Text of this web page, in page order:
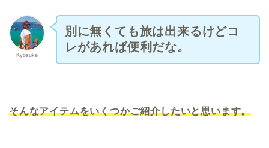
Kyosuke
別に無くても旅は出来るけどコ
レがあれば便利だな。
そんなアイテムをいくつかご紹介したいと思います。